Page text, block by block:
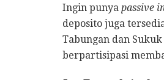
Ingin punya passive
deposito juga
Tabungan dan
berpartisipasi